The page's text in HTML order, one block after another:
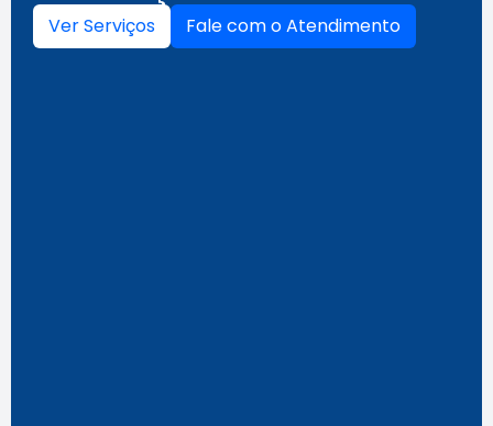
Ver Serviços Fale com o Atendimento